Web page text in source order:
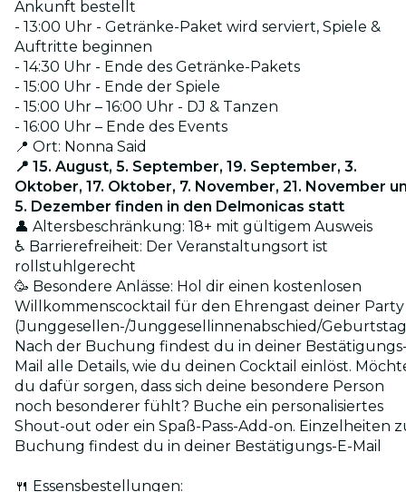
Ankunft bestellt
- 13:00 Uhr - Getränke-Paket wird serviert, Spiele &
Auftritte beginnen
- 14:30 Uhr - Ende des Getränke-Pakets
- 15:00 Uhr - Ende der Spiele
- 15:00 Uhr – 16:00 Uhr - DJ & Tanzen
- 16:00 Uhr – Ende des Events
📍 Ort: Nonna Said
📍 15. August, 5. September, 19. September, 3.
Oktober, 17. Oktober, 7. November, 21. November
5. Dezember finden in den Delmonicas statt
👤 Altersbeschränkung: 18+ mit gültigem Ausweis
♿ Barrierefreiheit: Der Veranstaltungsort ist
rollstuhlgerecht
🥳 Besondere Anlässe: Hol dir einen kostenlosen
Willkommenscocktail für den Ehrengast deiner Party
(Junggesellen-/Junggesellinnenabschied/
Nach der Buchung findest du in deiner
Mail alle Details, wie du deinen Cocktail einlöst.
du dafür sorgen, dass sich deine besondere Person
noch besonderer fühlt? Buche ein personalisiertes
Shout-out oder ein Spaß-Pass-Add-on. Einzelheiten
Buchung findest du in deiner Bestätigungs-E-Mail
🍴 Essensbestellungen: